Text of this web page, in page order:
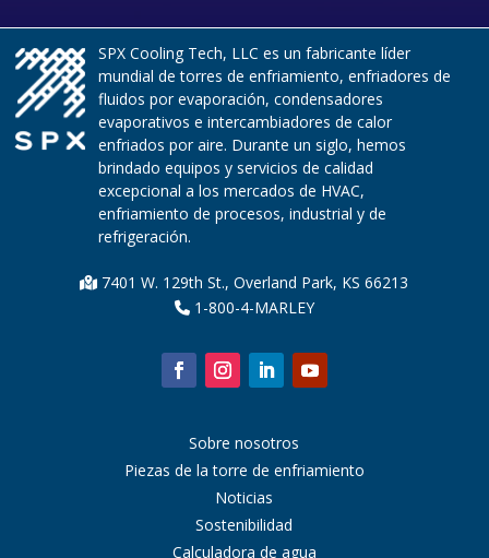
SPX Cooling Tech, LLC es un fabricante líder
mundial de torres de enfriamiento, enfriadores de
fluidos por evaporación, condensadores
evaporativos e intercambiadores de calor
enfriados por aire. Durante un siglo, hemos
brindado equipos y servicios de calidad
excepcional a los mercados de HVAC,
enfriamiento de procesos, industrial y de
refrigeración.
7401 W. 129th St., Overland Park, KS 66213
1-800-4-MARLEY
Sobre nosotros
Piezas de la torre de enfriamiento
Noticias
Sostenibilidad
Calculadora de agua